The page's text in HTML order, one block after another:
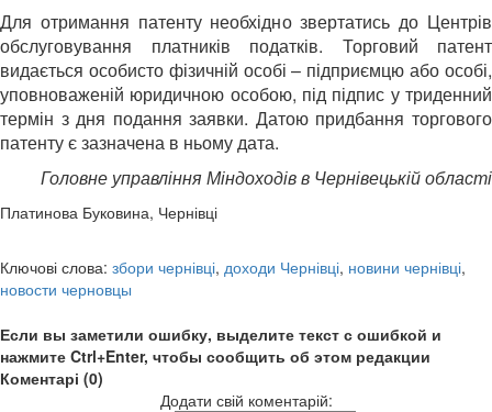
Для отримання патенту необхідно звертатись до Центрів
обслуговування платників податків. Торговий патент
видається особисто фізичній особі – підприємцю або особі,
уповноваженій юридичною особою, під підпис у триденний
термін з дня подання заявки. Датою придбання торгового
патенту є зазначена в ньому дата.
Головне управління Міндоходів в Чернівецькій області
Платинова Буковина, Чернівці
Ключові слова: збори чернівці, доходи Чернівці, новини чернівці,
новости черновцы
Если вы заметили ошибку, выделите текст с ошибкой и
нажмите Ctrl+Enter, чтобы сообщить об этом редакции
Коментарі (0)
Додати свій коментарій: